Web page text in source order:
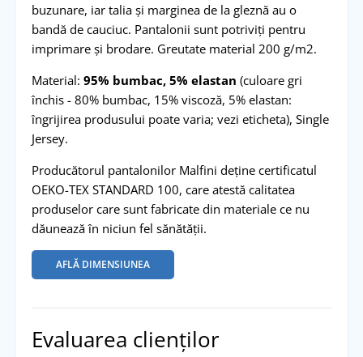
buzunare, iar talia și marginea de la gleznă au o
bandă de cauciuc. Pantalonii sunt potriviți pentru
imprimare și brodare. Greutate material 200 g/m2.
Material: 95% bumbac, 5% elastan (culoare gri
închis - 80% bumbac, 15% viscoză, 5% elastan:
îngrijirea produsului poate varia; vezi eticheta), Single
Jersey.
Producătorul pantalonilor Malfini deține certificatul
OEKO-TEX STANDARD 100, care atestă calitatea
produselor care sunt fabricate din materiale ce nu
dăunează în niciun fel sănătății.
AFLĂ DIMENSIUNEA
Evaluarea clienților